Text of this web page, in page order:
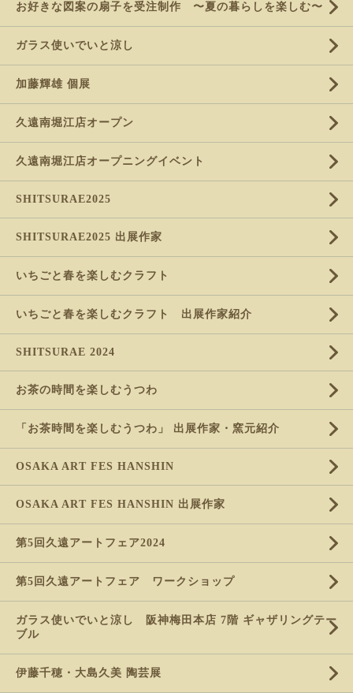
お好きな図案の扇子を受注制作 〜夏の暮らしを楽しむ〜
ガラス使いでいと涼し
加藤輝雄 個展
久遠南堀江店オープン
久遠南堀江店オープニングイベント
SHITSURAE2025
SHITSURAE2025 出展作家
いちごと春を楽しむクラフト
いちごと春を楽しむクラフト 出展作家紹介
SHITSURAE 2024
お茶の時間を楽しむうつわ
「お茶時間を楽しむうつわ」 出展作家・窯元紹介
OSAKA ART FES HANSHIN
OSAKA ART FES HANSHIN 出展作家
第5回久遠アートフェア2024
第5回久遠アートフェア ワークショップ
ガラス使いでいと涼し 阪神梅田本店 7階 ギャザリングテー
ブル
伊藤千穂・大島久美 陶芸展